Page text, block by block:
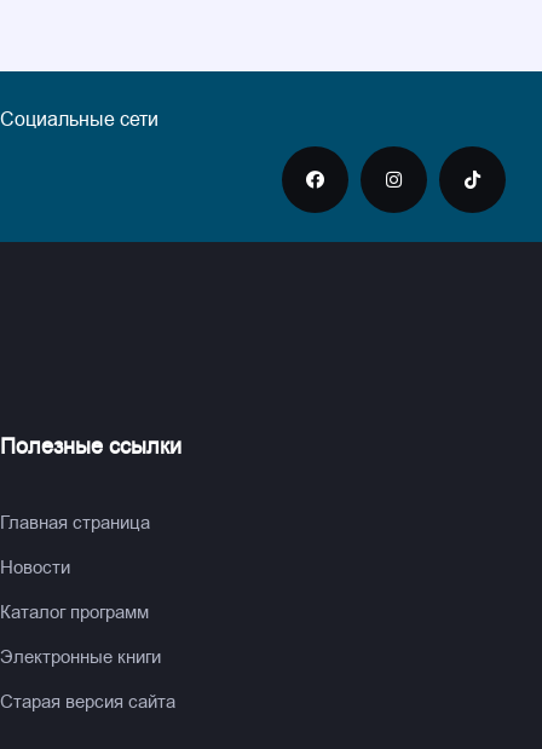
Социальные сети
Полезные ссылки
Главная страница
Новости
Каталог программ
Электронные книги
Старая версия сайта